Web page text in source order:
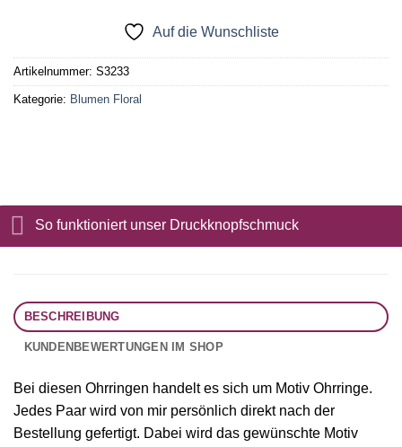
Auf die Wunschliste
Artikelnummer: S3233
Kategorie: Blumen Floral
So funktioniert unser Druckknopfschmuck
BESCHREIBUNG
KUNDENBEWERTUNGEN IM SHOP
Bei diesen Ohrringen handelt es sich um Motiv Ohrringe.
Jedes Paar wird von mir persönlich direkt nach der
Bestellung gefertigt. Dabei wird das gewünschte Motiv